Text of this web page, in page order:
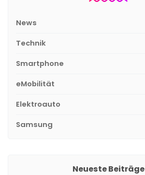
News
Technik
Smartphone
eMobilität
Elektroauto
Samsung
Neueste Beiträge